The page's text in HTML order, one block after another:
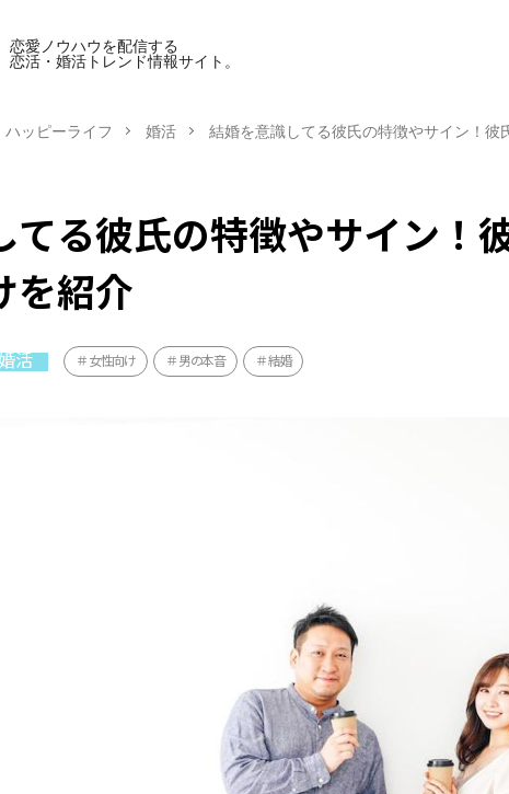
恋愛ノウハウを配信する
恋活・婚活トレンド情報サイト。
ハッピーライフ 婚活 結婚を意識してる彼氏の特徴やサイン！彼
てる彼氏の特徴やサイン！
を紹介
活 女性向け 男の本音 結婚